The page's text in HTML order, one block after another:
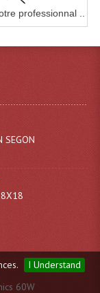
I Understand
professionnal ..
SEGON
60W